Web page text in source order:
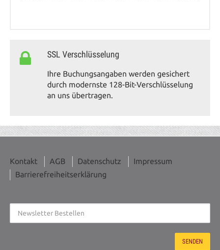
SSL Verschlüsselung
Ihre Buchungsangaben werden gesichert
durch modernste 128-Bit-Verschlüsselung
an uns übertragen.
Kontakt AGB Datenschutz
Impressum
Barrierefreiheitserklärung